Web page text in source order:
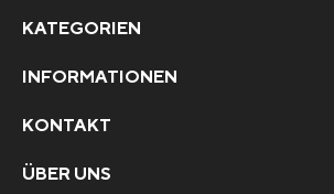
KATEGORIEN
INFORMATIONEN
KONTAKT
ÜBER UNS